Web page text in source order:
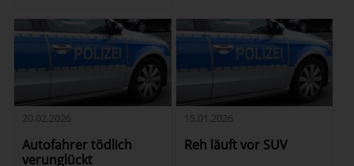
20.02.2026
Autofahrer tödlich
verunglückt
15.01.2026
Reh läuft vor SUV